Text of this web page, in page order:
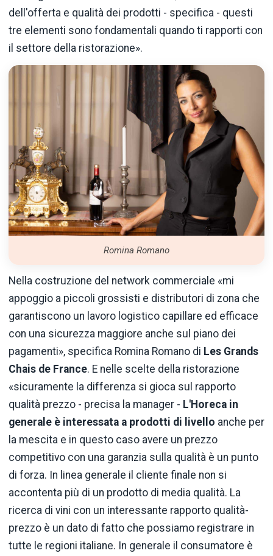
dell'offerta e qualità dei prodotti - specifica - questi
tre elementi sono fondamentali quando ti rapporti con
il settore della ristorazione».
Romina Romano
Nella costruzione del network commerciale «mi
appoggio a piccoli grossisti e distributori di zona che
garantiscono un lavoro logistico capillare ed efficace
con una sicurezza maggiore anche sul piano dei
pagamenti», specifica Romina Romano di Les Grands
Chais de France. E nelle scelte della ristorazione
«sicuramente la differenza si gioca sul rapporto
qualità prezzo - precisa la manager - L'Horeca in
generale è interessata a prodotti di livello anche per
la mescita e in questo caso avere un prezzo
competitivo con una garanzia sulla qualità è un punto
di forza. In linea generale il cliente finale non si
accontenta più di un prodotto di media qualità. La
ricerca di vini con un interessante rapporto qualità-
prezzo è un dato di fatto che possiamo registrare in
tutte le regioni italiane. In generale il consumatore è